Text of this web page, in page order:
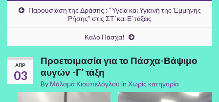
Παρουσίαση της Δράσης : “Υγεία και Υγιεινή της Έμμηνης
Ρήσης” στις ΣΤ΄και Ε΄τάξεις
Καλό Πάσχα!
ΑΠΡ
03
Προετοιμασία για το Πάσχα-Βάψιμο
αυγών -Γ’ τάξη
By Μάλαμα Κιουπελόγλου in Χωρίς κατηγορία